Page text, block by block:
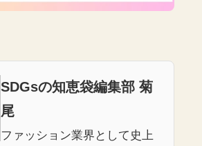
SDGsの知恵袋編集部 菊
尾
ファッション業界として史上